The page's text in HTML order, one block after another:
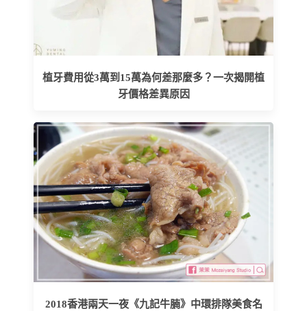
植牙費用從3萬到15萬為何差那麼多？一次揭開植
牙價格差異原因
2018香港兩天一夜《九記牛腩》中環排隊美食名